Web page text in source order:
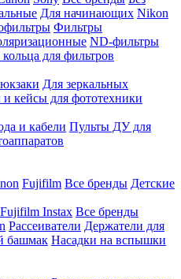
Для начинающих Nikon
Фильтры
ND-фильтры
для фильтров
Для зеркальных
кейсы для фототехники
и кабели Пульты ДУ для
Fujifilm Все бренды Детские
Fujifilm Instax Все бренды
Рассеиватели Держатели для
башмак Насадки на вспышки